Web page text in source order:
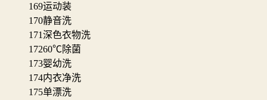
169运动装
170静音洗
171深色衣物洗
17260℃除菌
173婴幼洗
174内衣净洗
175单漂洗